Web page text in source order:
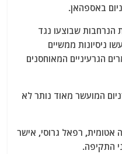
באספהאן.
הנרחבות שבוצעו נגד
ניסיונות ממשיים
הגרעיניים המאוחסנים
המועשר מאוד נותר לא
אטומית, רפאל גרוסי, אישר
התקיפה.